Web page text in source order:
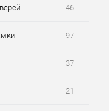
46
97
37
21